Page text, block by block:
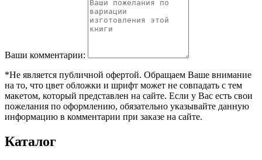
Ваши комментарии:
*Не является публичной офертой. Обращаем Ваше внимание
на то, что цвет обложки и шрифт может не совпадать с тем
макетом, который представлен на сайте. Если у Вас есть свои
пожелания по оформлению, обязательно указывайте данную
информацию в комментарии при заказе на сайте.
Каталог